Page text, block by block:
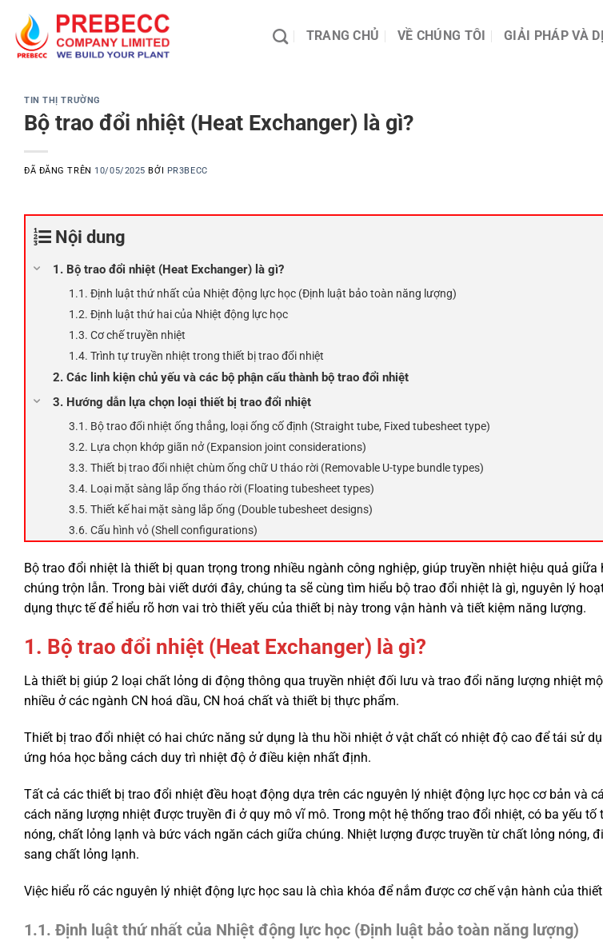
đến
TRANG CHỦ VỀ CHÚNG TÔI GIẢI PHÁP VÀ
TIN THỊ TRƯỜNG
Bộ trao đổi nhiệt (Heat Exchanger) là gì?
ĐÃ ĐĂNG TRÊN 10/05/2025 BỞI PR3BECC
Nội dung
1. Bộ trao đổi nhiệt (Heat Exchanger) là gì?
1.1. Định luật thứ nhất của Nhiệt động lực học (Định luật bảo toàn năng lượng)
1.2. Định luật thứ hai của Nhiệt động lực học
1.3. Cơ chế truyền nhiệt
1.4. Trình tự truyền nhiệt trong thiết bị trao đổi nhiệt
2. Các linh kiện chủ yếu và các bộ phận cấu thành bộ trao đổi nhiệt
3. Hướng dẫn lựa chọn loại thiết bị trao đổi nhiệt
3.1. Bộ trao đổi nhiệt ống thẳng, loại ống cố định (Straight tube, Fixed tubesheet type)
3.2. Lựa chọn khớp giãn nở (Expansion joint considerations)
3.3. Thiết bị trao đổi nhiệt chùm ống chữ U tháo rời (Removable U-type bundle types)
3.4. Loại mặt sàng lắp ống tháo rời (Floating tubesheet types)
3.5. Thiết kế hai mặt sàng lắp ống (Double tubesheet designs)
3.6. Cấu hình vỏ (Shell configurations)
Bộ trao đổi nhiệt là thiết bị quan trọng trong nhiều ngành công nghiệp, giúp truyền nhiệt hiệu quả
chúng trộn lẫn. Trong bài viết dưới đây, chúng ta sẽ cùng tìm hiểu bộ trao đổi nhiệt là gì, nguyên lý
dụng thực tế để hiểu rõ hơn vai trò thiết yếu của thiết bị này trong vận hành và tiết kiệm năng lượng.
1. Bộ trao đổi nhiệt (Heat Exchanger) là gì?
Là thiết bị giúp 2 loại chất lỏng di động thông qua truyền nhiệt đối lưu và trao đổi năng lượng nhiệt
nhiều ở các ngành CN hoá dầu, CN hoá chất và thiết bị thực phẩm.
Thiết bị trao đổi nhiệt có hai chức năng sử dụng là thu hồi nhiệt ở vật chất có nhiệt độ cao để tái sử
ứng hóa học bằng cách duy trì nhiệt độ ở điều kiện nhất định.
Tất cả các thiết bị trao đổi nhiệt đều hoạt động dựa trên các nguyên lý nhiệt động lực học cơ bản và
cách năng lượng nhiệt được truyền đi ở quy mô vĩ mô. Trong một hệ thống trao đổi nhiệt, có ba yếu
nóng, chất lỏng lạnh và bức vách ngăn cách giữa chúng. Nhiệt lượng được truyền từ chất lỏng nóng,
sang chất lỏng lạnh.
Việc hiểu rõ các nguyên lý nhiệt động lực học sau là chìa khóa để nắm được cơ chế vận hành của
1.1. Định luật thứ nhất của Nhiệt động lực học (Định luật bảo toàn năng lượng)